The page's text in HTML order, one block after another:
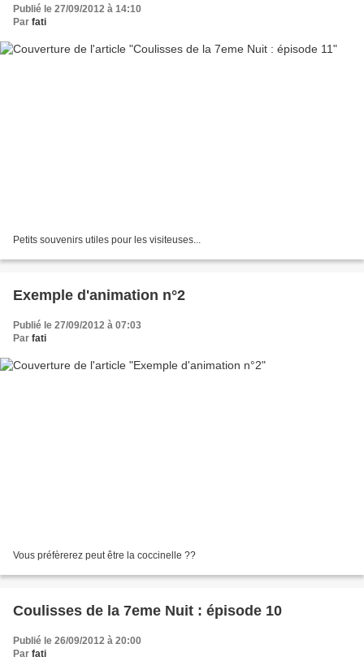
Publié le 27/09/2012 à 14:10
Par fati
Petits souvenirs utiles pour les visiteuses...
Exemple d'animation n°2
Publié le 27/09/2012 à 07:03
Par fati
Vous préfèrerez peut être la coccinelle ??
Coulisses de la 7eme Nuit : épisode 10
Publié le 26/09/2012 à 20:00
Par fati